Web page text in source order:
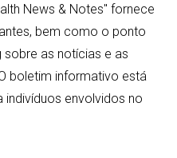
News & Notes" fornece
bem como o ponto
sobre as notícias e as
boletim informativo está
indivíduos envolvidos no